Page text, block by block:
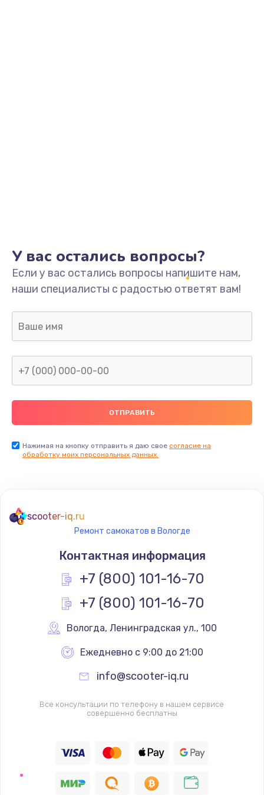
У вас остались вопросы?
Если у вас остались вопросы напишите нам,
наши специалисты с радостью ответят вам!
Нажимая на кнопку отправить я даю свое согласие на
обработку моих персональных данных.
scooter-iq.ru
Ремонт самокатов в Вологде
Контактная информация
+7 (800) 101-16-70
+7 (800) 101-16-70
Вологда, Ленинградская ул., 100
Ежедневно с 9:00 до 21:00
info@scooter-iq.ru
Все консультации по телефону в нашем сервисе
совершенно бесплатны